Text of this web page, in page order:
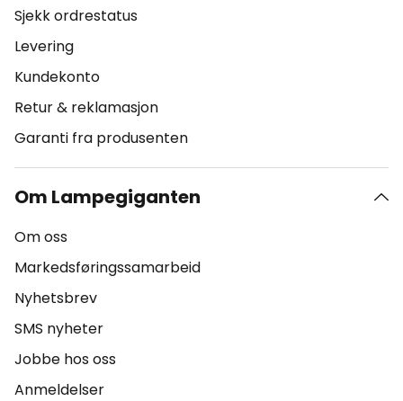
Sjekk ordrestatus
Levering
Kundekonto
Retur & reklamasjon
Garanti fra produsenten
Om Lampegiganten
Om oss
Markedsføringssamarbeid
Nyhetsbrev
SMS nyheter
Jobbe hos oss
Anmeldelser